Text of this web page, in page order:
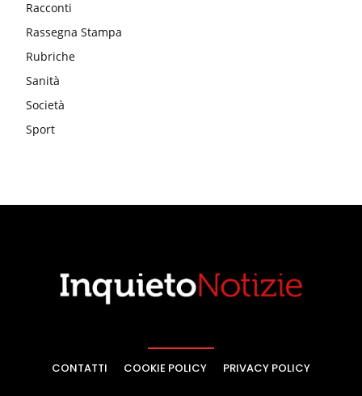
Racconti
Rassegna Stampa
Rubriche
Sanità
Società
Sport
CONTATTI COOKIE POLICY PRIVACY POLICY